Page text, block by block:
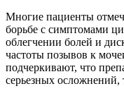
Многие пациенты
борьбе с симптомами
облегчении болей и
частоты позывов к
подчеркивают, что
серьезных осложнений,